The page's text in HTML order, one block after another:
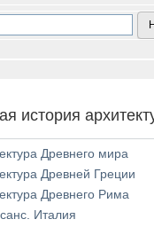
история
Древнего мира
Древней Греции
Древнего Рима
Италия